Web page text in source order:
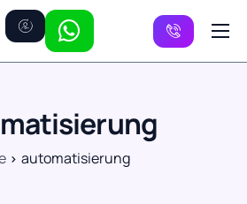
automatisierung